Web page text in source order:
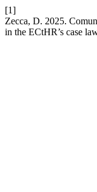
[1]
Zecca, D. 2025.
in the ECtHR’s case